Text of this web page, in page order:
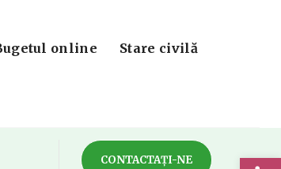
online Stare civilă
CONTACTAȚI-NE